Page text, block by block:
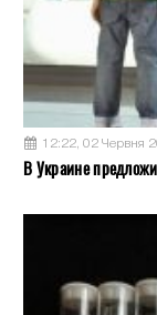
12:22, 02 Червня
В Украине